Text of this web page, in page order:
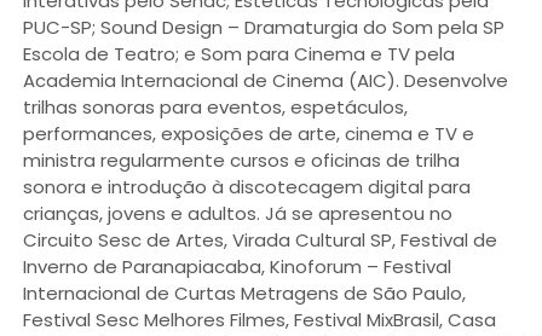
PUC-SP; Sound Design – Dramaturgia do Som pela SP
Escola de Teatro; e Som para Cinema e TV pela
Academia Internacional de Cinema (AIC). Desenvolve
trilhas sonoras para eventos, espetáculos,
performances, exposições de arte, cinema e TV e
ministra regularmente cursos e oficinas de trilha
sonora e introdução à discotecagem digital para
crianças, jovens e adultos. Já se apresentou no
Circuito Sesc de Artes, Virada Cultural SP, Festival de
Inverno de Paranapiacaba, Kinoforum – Festival
Internacional de Curtas Metragens de São Paulo,
Festival Sesc Melhores Filmes, Festival MixBrasil, Casa